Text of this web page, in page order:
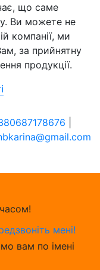
що саме
Ви можете не
компанії, ми
за прийнятну
продукції.
мені!
вам по імені